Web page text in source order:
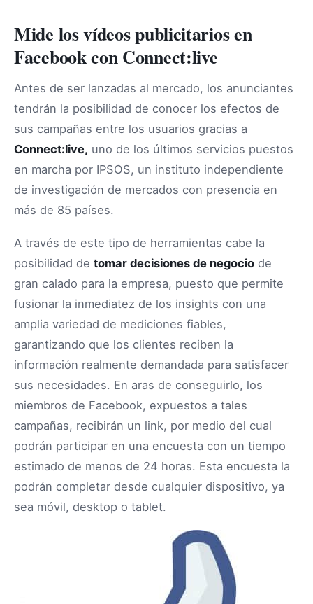
Mide los vídeos publicitarios en
Facebook con Connect:live
Antes de ser lanzadas al mercado, los anunciantes
tendrán la posibilidad de conocer los efectos de
sus campañas entre los usuarios gracias a
Connect:live, uno de los últimos servicios puestos
en marcha por IPSOS, un instituto independiente
de investigación de mercados con presencia en
más de 85 países.
A través de este tipo de herramientas cabe la
posibilidad de tomar decisiones de negocio de
gran calado para la empresa, puesto que permite
fusionar la inmediatez de los insights con una
amplia variedad de mediciones fiables,
garantizando que los clientes reciben la
información realmente demandada para satisfacer
sus necesidades. En aras de conseguirlo, los
miembros de Facebook, expuestos a tales
campañas, recibirán un link, por medio del cual
podrán participar en una encuesta con un tiempo
estimado de menos de 24 horas. Esta encuesta la
podrán completar desde cualquier dispositivo, ya
sea móvil, desktop o tablet.